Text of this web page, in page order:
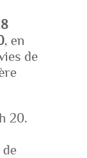
, en
de
20.